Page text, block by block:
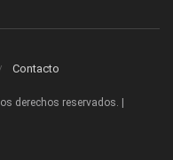
Contacto
derechos reservados. |